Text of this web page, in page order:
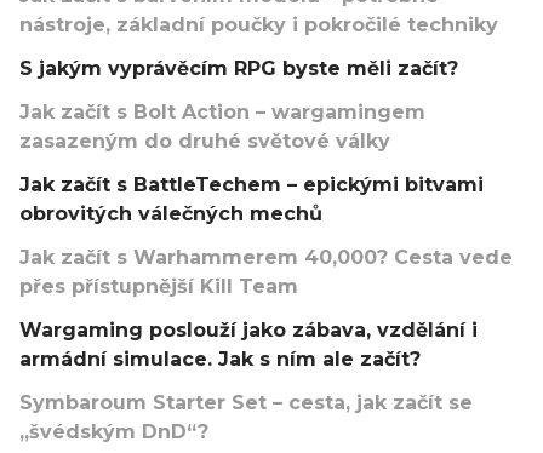
nástroje, základní poučky i pokročilé techniky
S jakým vyprávěcím RPG byste měli začít?
Jak začít s Bolt Action – wargamingem
zasazeným do druhé světové války
Jak začít s BattleTechem – epickými bitvami
obrovitých válečných mechů
Jak začít s Warhammerem 40,000? Cesta vede
přes přístupnější Kill Team
Wargaming poslouží jako zábava, vzdělání i
armádní simulace. Jak s ním ale začít?
Symbaroum Starter Set – cesta, jak začít se
„švédským DnD“?